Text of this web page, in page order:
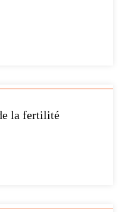
la fertilité